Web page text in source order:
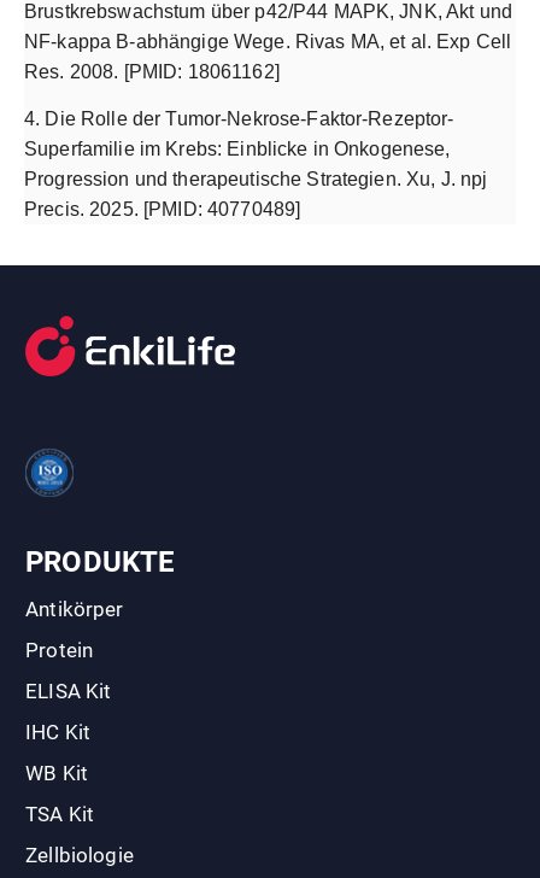
Brustkrebswachstum über p42/P44 MAPK, JNK, Akt und
NF-kappa B-abhängige Wege. Rivas MA, et al. Exp Cell
Res. 2008. [PMID: 18061162]
4. Die Rolle der Tumor-Nekrose-Faktor-Rezeptor-
Superfamilie im Krebs: Einblicke in Onkogenese,
Progression und therapeutische Strategien. Xu, J. npj
Precis. 2025. [PMID: 40770489]
PRODUKTE
Antikörper
Protein
ELISA Kit
IHC Kit
WB Kit
TSA Kit
Zellbiologie